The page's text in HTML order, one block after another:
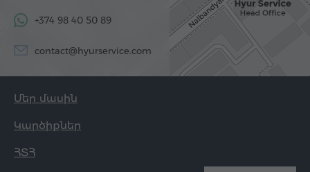
+374 98 40 50 89
contact@hyurservice.com
Մեր մասին
Կարծիքներ
ՀՏՀ